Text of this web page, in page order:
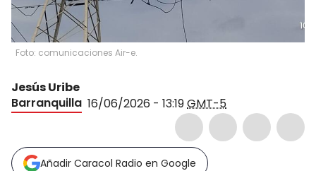
Foto: comunicaciones Air-e.
Jesús Uribe
Barranquilla 16/06/2026 - 13:19GMT-5
Añadir Caracol Radio en Google